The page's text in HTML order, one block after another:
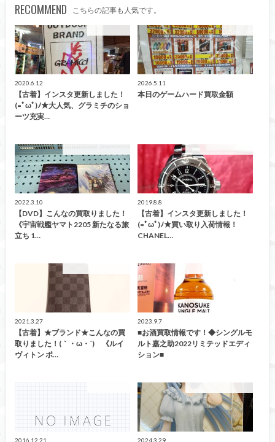
RECOMMEND こちらの記事も人気です。
2020.6.12
【古着】インスタ更新しました！
(=ﾟωﾟ)ﾉ★大人気、グラミチのショ
ーツ充実…
2026.5.11
本日のゲームハード買取金額
2022.3.10
【DVD】こんなの買取りました！
《宇宙戦艦ヤマト2205 新たなる旅
立ち 1…
2019.8.8
【古着】インスタ更新しました！
(=ﾟωﾟ)ﾉ★買い取り入荷情報！
CHANEL…
2021.3.27
【古着】★ブランド★こんなの買
取りました！(｀・ω・´)ゞ《ルイ
ヴィトン ポ…
2023.9.7
■お酒買取情報です！◆シングルモ
ルト嘉之助2022リミテッドエディ
ション■
2016.12.21 2024.3.29